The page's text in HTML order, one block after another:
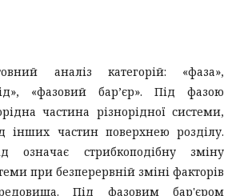
аналіз категорій: «фаза»,
«фазовий бар’єр». Під фазою
частина різнорідної системи,
інших частин поверхнею розділу.
означає стрибкоподібну зміну
при безперервній зміні факторів
Під фазовим бар'єром